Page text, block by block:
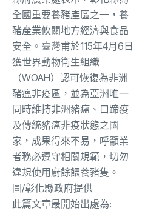
全國重要養豬產區之一，養
豬產業攸關地方經濟與食品
安全。臺灣甫於115年4月6日
獲世界動物衛生組織
（WOAH）認可恢復為非洲
豬瘟非疫區，並為亞洲唯一
同時維持非洲豬瘟、口蹄疫
及傳統豬瘟非疫狀態之國
家，成果得來不易，呼籲業
者務必遵守相關規範，切勿
違規使用廚餘餵養豬隻。
圖/彰化縣政府提供
此篇文章最開始出處為: